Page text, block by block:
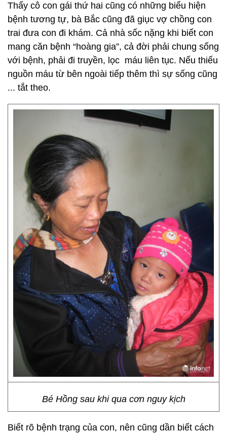
Thấy cô con gái thứ hai cũng có những biểu hiện
bệnh tương tự, bà Bắc cũng đã giục vợ chồng con
trai đưa con đi khám. Cả nhà sốc nặng khi biết con
mang căn bệnh “hoàng gia”, cả đời phải chung sống
với bệnh, phải đi truyền, lọc máu liên tục. Nếu thiếu
nguồn máu từ bên ngoài tiếp thêm thì sự sống cũng
... tắt theo.
Bé Hồng sau khi qua cơn nguy kịch
Biết rõ bệnh trạng của con, nên cũng dần biết cách